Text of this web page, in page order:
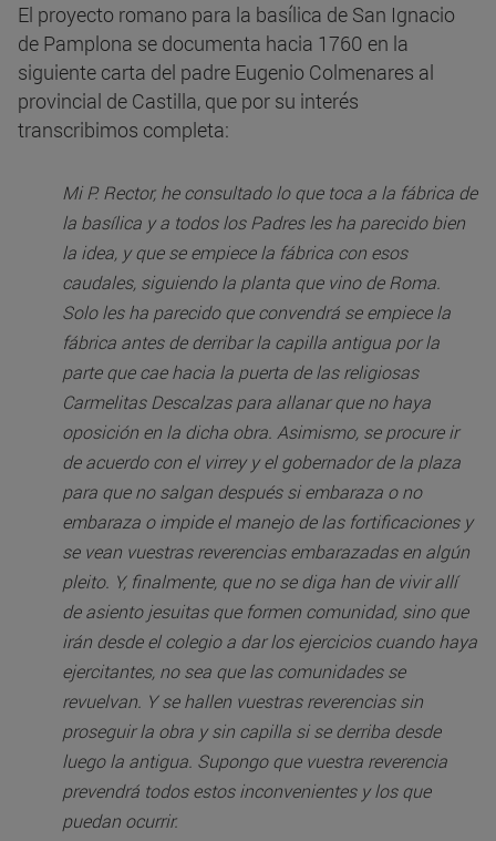
El proyecto romano para la basílica de San Ignacio
de Pamplona se documenta hacia 1760 en la
siguiente carta del padre Eugenio Colmenares al
provincial de Castilla, que por su interés
transcribimos completa:
Mi P. Rector, he consultado lo que toca a la fábrica de
la basílica y a todos los Padres les ha parecido bien
la idea, y que se empiece la fábrica con esos
caudales, siguiendo la planta que vino de Roma.
Solo les ha parecido que convendrá se empiece la
fábrica antes de derribar la capilla antigua por la
parte que cae hacia la puerta de las religiosas
Carmelitas Descalzas para allanar que no haya
oposición en la dicha obra. Asimismo, se procure ir
de acuerdo con el virrey y el gobernador de la plaza
para que no salgan después si embaraza o no
embaraza o impide el manejo de las fortificaciones y
se vean vuestras reverencias embarazadas en algún
pleito. Y, finalmente, que no se diga han de vivir allí
de asiento jesuitas que formen comunidad, sino que
irán desde el colegio a dar los ejercicios cuando haya
ejercitantes, no sea que las comunidades se
revuelvan. Y se hallen vuestras reverencias sin
proseguir la obra y sin capilla si se derriba desde
luego la antigua. Supongo que vuestra reverencia
prevendrá todos estos inconvenientes y los que
puedan ocurrir.